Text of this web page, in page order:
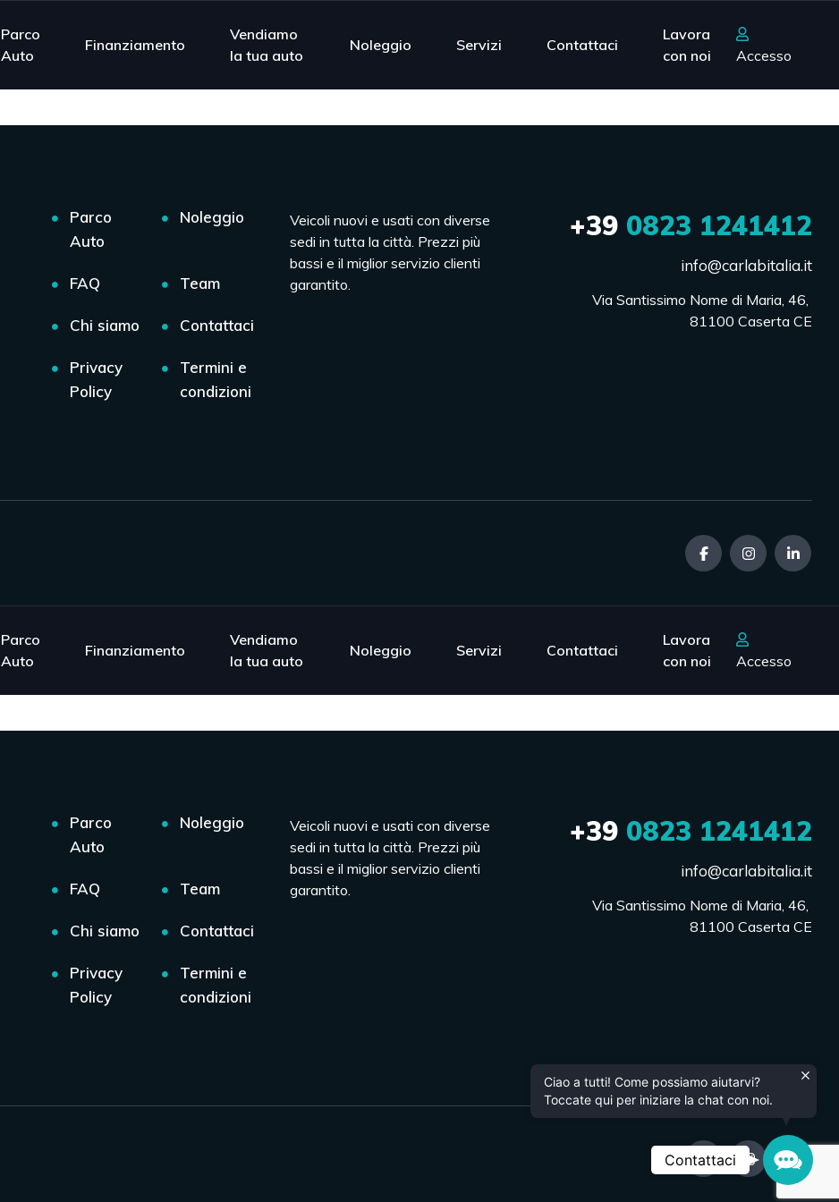
Parco
Auto
Finanziamento
Vendiamo
la tua auto
Noleggio Servizi Contattaci
Lavora
con noi
Accesso
Parco
Auto
Noleggio
FAQ Team
Chi siamo Contattaci
Privacy
Policy
Termini e
condizioni
Veicoli nuovi e usati con diverse
sedi in tutta la città. Prezzi più
bassi e il miglior servizio clienti
garantito.
+390823 1241412
info@carlabitalia.it
Via Santissimo Nome di Maria, 46,
81100 Caserta CE
Parco
Auto
Finanziamento
Vendiamo
la tua auto
Noleggio Servizi Contattaci
Lavora
con noi
Accesso
Parco
Auto
Noleggio
FAQ Team
Chi siamo Contattaci
Privacy
Policy
Termini e
condizioni
Veicoli nuovi e usati con diverse
sedi in tutta la città. Prezzi più
bassi e il miglior servizio clienti
garantito.
+390823 1241412
info@carlabitalia.it
Via Santissimo Nome di Maria, 46,
81100 Caserta CE
Contattaci
Ciao a tutti! Come possiamo aiutarvi?
Toccate qui per iniziare la chat con noi.